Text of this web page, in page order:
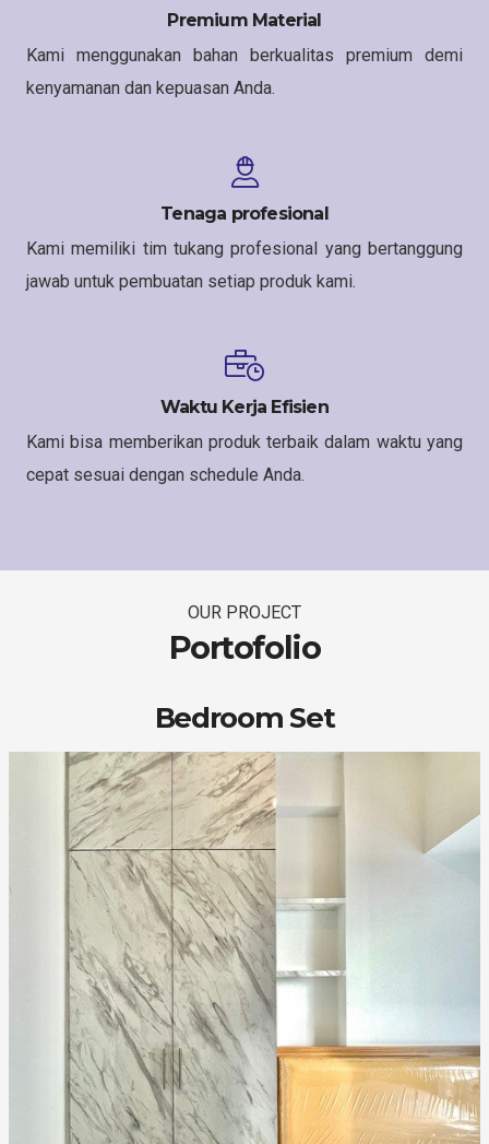
Premium Material
Kami menggunakan bahan berkualitas premium demi
kenyamanan dan kepuasan Anda.
Tenaga profesional
Kami memiliki tim tukang profesional yang bertanggung
jawab untuk pembuatan setiap produk kami.
Waktu Kerja Efisien
Kami bisa memberikan produk terbaik dalam waktu yang
cepat sesuai dengan schedule Anda.
OUR PROJECT
Portofolio
Bedroom Set